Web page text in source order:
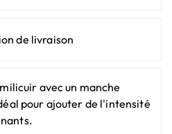
de livraison
avec un manche
pour ajouter de l'intensité